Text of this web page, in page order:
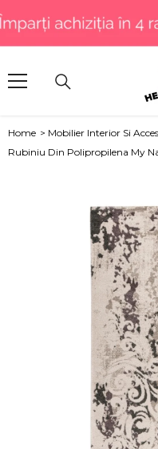
Home > Mobilier Interior Si
Rubiniu Din Polipropilena My